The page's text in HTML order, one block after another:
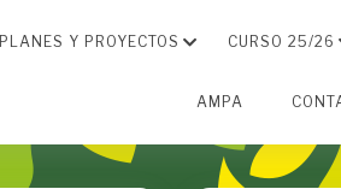
PLANES Y PROYECTOS CURSO 25/26
AMPA